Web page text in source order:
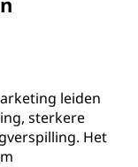
leiden
sterkere
Het